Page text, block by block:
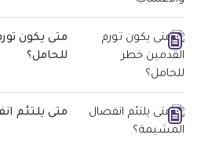
متى يكون
للحامل؟
متى يلتئم